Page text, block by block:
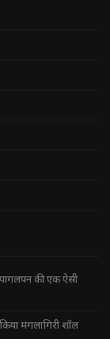
की एक ऐसी
मंगलागिरी शॉल